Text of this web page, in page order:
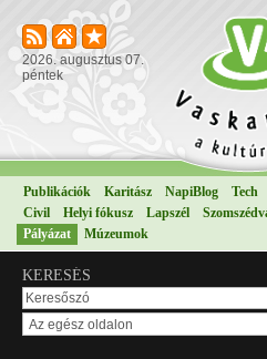
2026. augusztus 07.
péntek
Publikációk Karitász NapiBlog Tech
Civil
Helyi fókusz Lapszél
Pályázat
Múzeumok
KERESÉS